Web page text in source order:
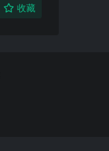
收藏